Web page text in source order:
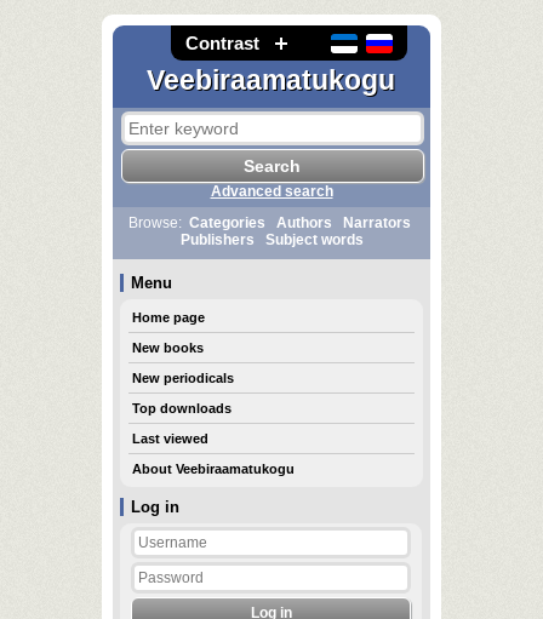
Contrast
Veebiraamatukogu
Log in
Advanced search
Browse: Categories Authors
Narrators
Publishers
Subject words
Menu
Home page
New books
New periodicals
Top downloads
Last viewed
About Veebiraamatukogu